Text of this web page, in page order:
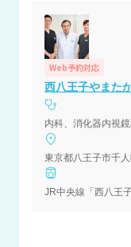
Web予約対応
西八王子やまた
内科、消化器内視
東京都八王子市千
JR中央線「西八王